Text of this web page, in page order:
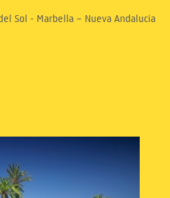
Sol - Marbella – Nueva Andalucia